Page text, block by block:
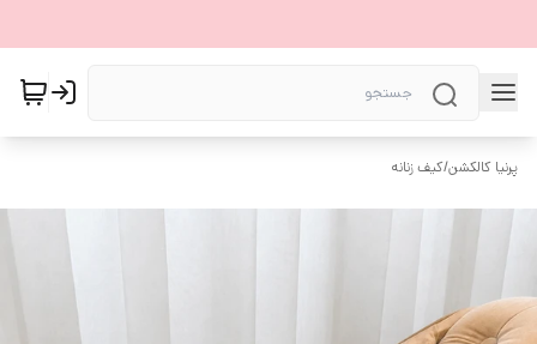
پرنیا کالکشن/کیف زنانه